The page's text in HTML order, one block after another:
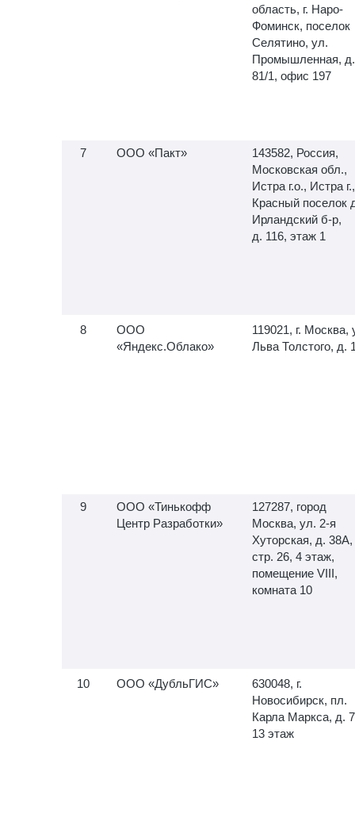
область, г. Наро-
Фоминск, поселок
Селятино, ул.
Промышленная, д.
81/1, офис 197
ООО «Пакт»
143582, Россия,
Московская обл.,
Истра г.о., Истра г.,
Красный поселок
Ирландский б-р,
д. 116, этаж 1
ООО
«Яндекс.Облако»
119021, г. Москва,
Льва Толстого, д.
ООО «Тинькофф
Центр Разработки»
127287, город
Москва, ул. 2-я
Хуторская, д. 38А,
стр. 26, 4 этаж,
помещение VIII,
комната 10
ООО «ДубльГИС»
630048, г.
Новосибирск, пл.
Карла Маркса, д.
13 этаж